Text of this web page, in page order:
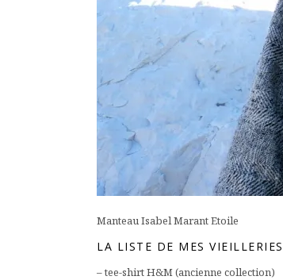
Manteau Isabel Marant Etoile
LA LISTE DE MES
– tee-shirt H&M (ancienne collection)